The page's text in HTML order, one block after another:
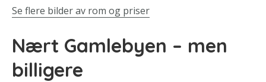
Se flere bilder av rom og priser
Nært Gamlebyen – men
billigere